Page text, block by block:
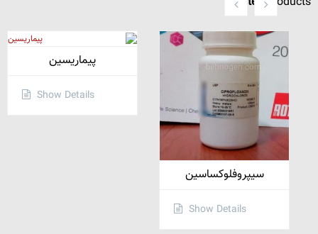
پیماریسین
Show Details
سیپروفلوکساسین
Show Details